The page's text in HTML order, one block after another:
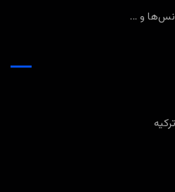
و …